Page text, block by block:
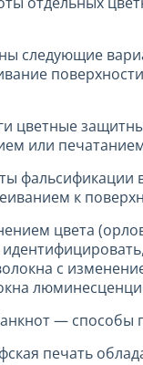
следующие
или
фальсификации
к
цвета
с
— способы
печать